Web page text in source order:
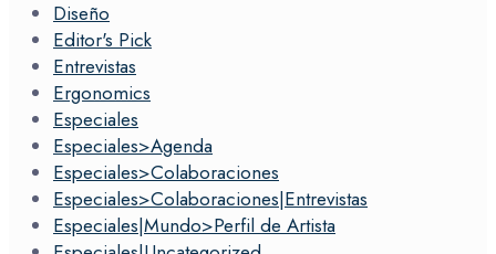
Diseño
Editor's Pick
Entrevistas
Ergonomics
Especiales
Especiales>Agenda
Especiales>Colaboraciones
Especiales>Colaboraciones|Entrevistas
Especiales|Mundo>Perfil de Artista